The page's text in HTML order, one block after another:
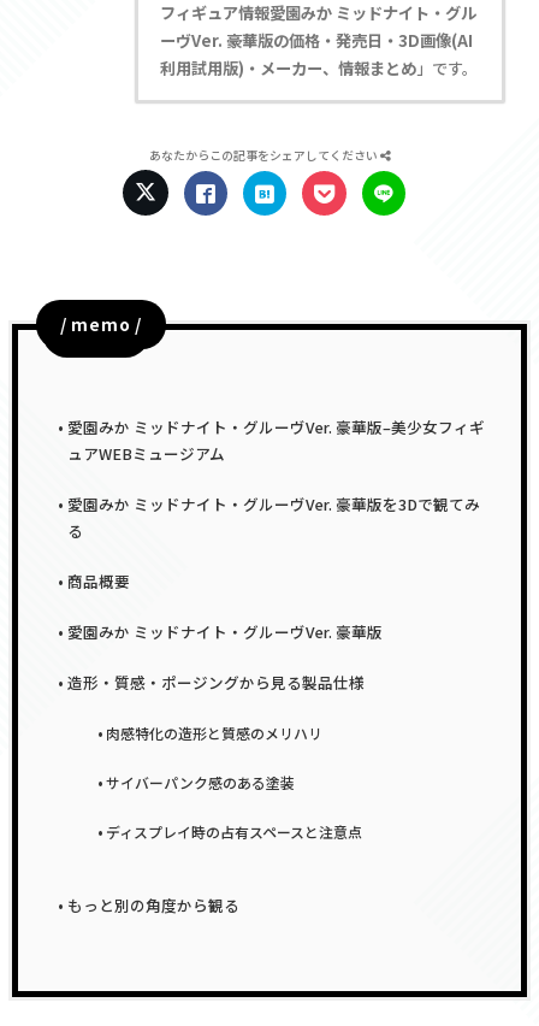
フィギュア情報愛園みか ミッドナイト・グル
ーヴVer. 豪華版の価格・発売日・3D画像(AI
利用試用版)・メーカー、情報まとめ」です。
あなたからこの記事をシェアしてください
目次
愛園みか ミッドナイト・グルーヴVer. 豪華版–美少女フィギ
ュアWEBミュージアム
愛園みか ミッドナイト・グルーヴVer. 豪華版を3Dで観てみ
る
商品概要
愛園みか ミッドナイト・グルーヴVer. 豪華版
造形・質感・ポージングから見る製品仕様
肉感特化の造形と質感のメリハリ
サイバーパンク感のある塗装
ディスプレイ時の占有スペースと注意点
もっと別の角度から観る
/ memo /